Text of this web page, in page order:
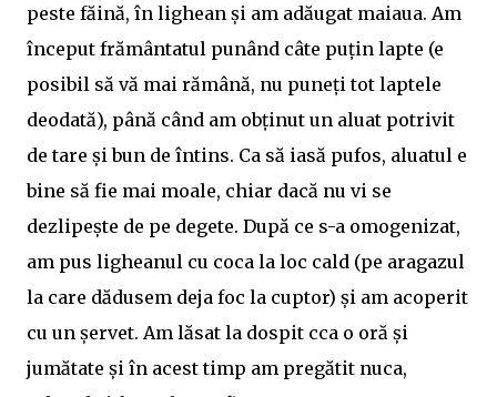
peste făină, în lighean și am adăugat maiaua. Am
început frământatul punând câte puțin lapte (e
posibil să vă mai rămână, nu puneți tot laptele
deodată), până când am obținut un aluat potrivit
de tare și bun de întins. Ca să iasă pufos, aluatul e
bine să fie mai moale, chiar dacă nu vi se
dezlipește de pe degete. După ce s-a omogenizat,
am pus ligheanul cu coca la loc cald (pe aragazul
la care dădusem deja foc la cuptor) și am acoperit
cu un șervet. Am lăsat la dospit cca o oră și
jumătate și în acest timp am pregătit nuca,